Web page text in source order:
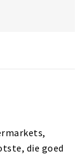
die goed